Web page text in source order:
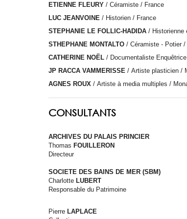
ETIENNE FLEURY / Céramiste / France
LUC JEANVOINE / Historien / France
STEPHANIE LE FOLLIC-HADIDA / Historienne
STHEPHANE MONTALTO / Céramiste - Potier
CATHERINE NOËL / Documentaliste
JP RACCA VAMMERISSE / Artiste plasticien /
AGNES ROUX / Artiste à media multiples /
CONSULTANTS
ARCHIVES DU PALAIS PRINCIER
Thomas FOUILLERON
Directeur
SOCIETE DES BAINS DE MER (SBM)
Charlotte LUBERT
Responsable du Patrimoine
Pierre LAPLACE